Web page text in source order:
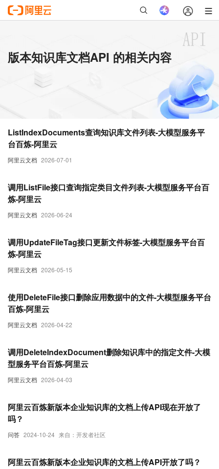
版本知识库文档API 的相关内容
阿里云文档 2026-07-01
ListIndexDocuments查询知识库文件列表-大模型服务平
台百炼-阿里云
阿里云文档 2026-06-24
调用ListFile接口查询指定类目文件列表-大模型服务平台百
炼-阿里云
阿里云文档 2026-05-15
调用UpdateFileTag接口更新文件标签-大模型服务平台百
炼-阿里云
阿里云文档 2026-04-22
使用DeleteFile接口删除应用数据中的文件-大模型服务平台
百炼-阿里云
阿里云文档 2026-04-03
调用DeleteIndexDocument删除知识库中的指定文件-大模
型服务平台百炼-阿里云
问答 2024-10-24 来自：开发者社区
阿里云百炼新版本企业知识库的文档上传API现在开放了
吗？
阿里云百炼新版本企业知识库的文档上传API开放了吗？